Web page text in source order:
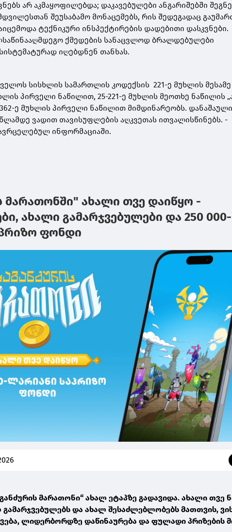
არ აკმაყოფილებდა; დაკავებულები ანგარიშებში
შეუსაბამო მონაცემებს, რის შედეგადაც
ტექნიკური ინსპექტირების დადებითი დასკვნები.
ქმედების სანაცვლოდ ბრალდებულები
იღებდნენ თანხას.
სისხლის სამართლის კოდექსის 221-ე მუხლის მესამე
პირველი ნაწილით, 25-221-ე მუხლის მეოთხე ნაწილის
ე მუხლის პირველი ნაწილით მიმდინარეობს.
ვადით თავისუფლების აღკვეთას ითვალისწინებს. -
ინფორმაციაში.
მარათონში" ახალი თვე დაიწყო -
ახალი გამარჯვებულები და 250 000-
ფონდი
მარათონი“ ახალ ეტაპზე გადავიდა. ახალი თვე
და ახალ შესაძლებლობებს მათთვის,
ლიდერბორდზე დაწინაურება და ფულადი პრიზების